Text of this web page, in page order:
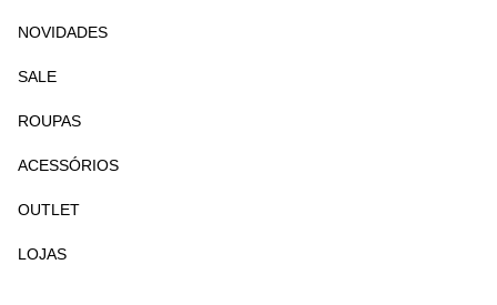
NOVIDADES
SALE
ROUPAS
ACESSÓRIOS
OUTLET
LOJAS